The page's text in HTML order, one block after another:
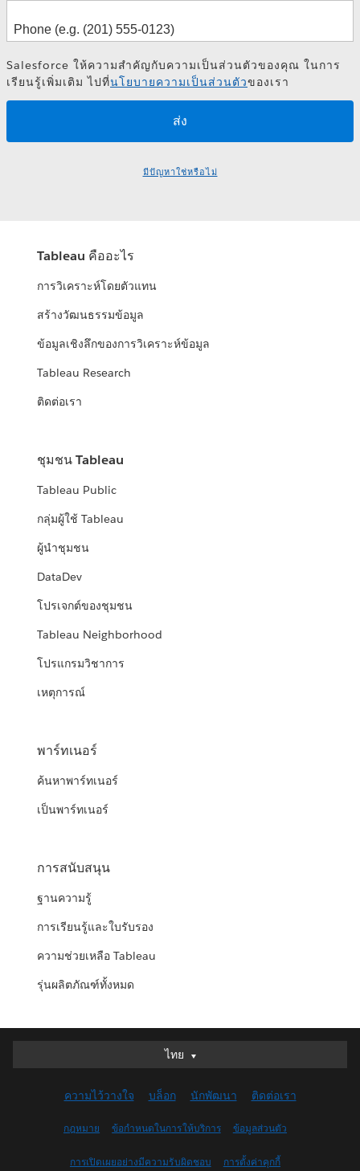
Salesforce ให้ความสำคัญกับความเป็นส่วนตัวของคุณ ในการ
เรียนรู้เพิ่มเติม ไปที่นโยบายความเป็นส่วนตัวของเรา
มีปัญหาใช่หรือไม่
Tableau คืออะไร
การวิเคราะห์โดยตัวแทน
สร้างวัฒนธรรมข้อมูล
ข้อมูลเชิงลึกของการวิเคราะห์ข้อมูล
Tableau Research
ติดต่อเรา
ชุมชน Tableau
Tableau Public
กลุ่มผู้ใช้ Tableau
ผู้นำชุมชน
DataDev
โปรเจกต์ของชุมชน
Tableau Neighborhood
โปรแกรมวิชาการ
เหตุการณ์
พาร์ทเนอร์
ค้นหาพาร์ทเนอร์
เป็นพาร์ทเนอร์
การสนับสนุน
ฐานความรู้
การเรียนรู้และใบรับรอง
ความช่วยเหลือ Tableau
รุ่นผลิตภัณฑ์ทั้งหมด
ไทย
ไทย
English (UK)
English (US)
Français (Canada)
ความไว้วางใจ บล็อก นักพัฒนา ติดต่อเรา
กฎหมาย ข้อกำหนดในการให้บริการ ข้อมูลส่วนตัว
การเปิดเผยอย่างมีความรับผิดชอบ การตั้งค่าคุกกี้